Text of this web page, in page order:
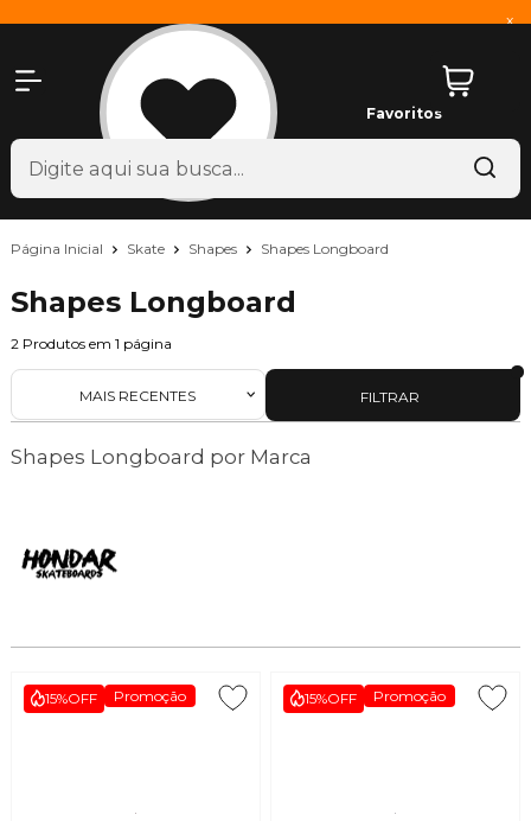
x
Favoritos
Página Inicial Skate Shapes Shapes Longboard
Shapes Longboard
2 Produtos em 1 página
FILTRAR
MAIS RECENTES
Shapes Longboard por Marca
15%OFF Promoção 15%OFF Promoção